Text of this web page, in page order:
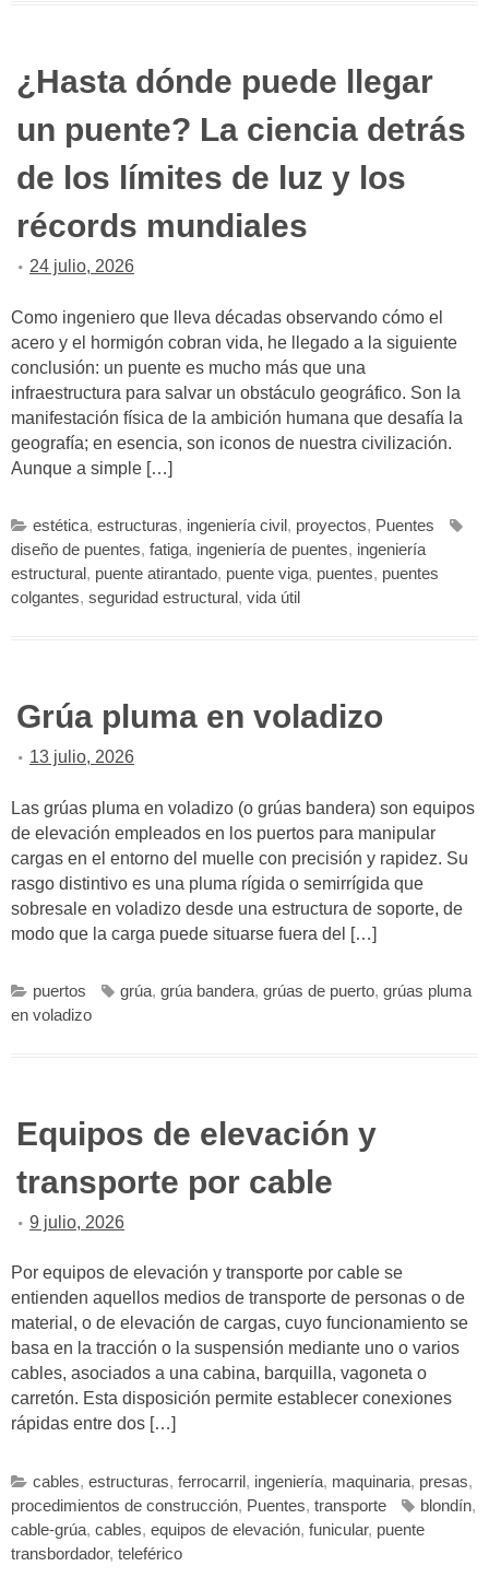
¿Hasta dónde puede llegar
un puente? La ciencia detrás
de los límites de luz y los
récords mundiales
24 julio, 2026
Como ingeniero que lleva décadas observando cómo el
acero y el hormigón cobran vida, he llegado a la siguiente
conclusión: un puente es mucho más que una
infraestructura para salvar un obstáculo geográfico. Son la
manifestación física de la ambición humana que desafía la
geografía; en esencia, son iconos de nuestra civilización.
Aunque a simple […]
estética, estructuras, ingeniería civil , proyectos, Puentes
diseño de puentes, fatiga, ingeniería de puentes, ingeniería
estructural , puente atirantado, puente viga, puentes, puentes
colgantes, seguridad estructural , vida útil
Grúa pluma en voladizo
13 julio, 2026
Las grúas pluma en voladizo (o grúas bandera) son equipos
de elevación empleados en los puertos para manipular
cargas en el entorno del muelle con precisión y rapidez. Su
rasgo distintivo es una pluma rígida o semirrígida que
sobresale en voladizo desde una estructura de soporte, de
modo que la carga puede situarse fuera del […]
puertos grúa, grúa bandera, grúas de puerto, grúas pluma
en voladizo
Equipos de elevación y
transporte por cable
9 julio, 2026
Por equipos de elevación y transporte por cable se
entienden aquellos medios de transporte de personas o de
material, o de elevación de cargas, cuyo funcionamiento se
basa en la tracción o la suspensión mediante uno o varios
cables, asociados a una cabina, barquilla, vagoneta o
carretón. Esta disposición permite establecer conexiones
rápidas entre dos […]
cables, estructuras, ferrocarril , ingeniería, maquinaria, presas,
procedimientos de construcción, Puentes, transporte blondín,
cable-grúa, cables, equipos de elevación, funicular, puente
transbordador, teleférico